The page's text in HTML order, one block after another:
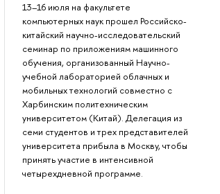
13–16 июля на факультете
компьютерных наук прошел Российско-
китайский научно-исследовательский
семинар по приложениям машинного
обучения, организованный Научно-
учебной лабораторией облачных и
мобильных технологий совместно с
Харбинским политехническим
университетом (Китай). Делегация из
семи студентов и трех представителей
университета прибыла в Москву, чтобы
принять участие в интенсивной
четырехдневной программе.